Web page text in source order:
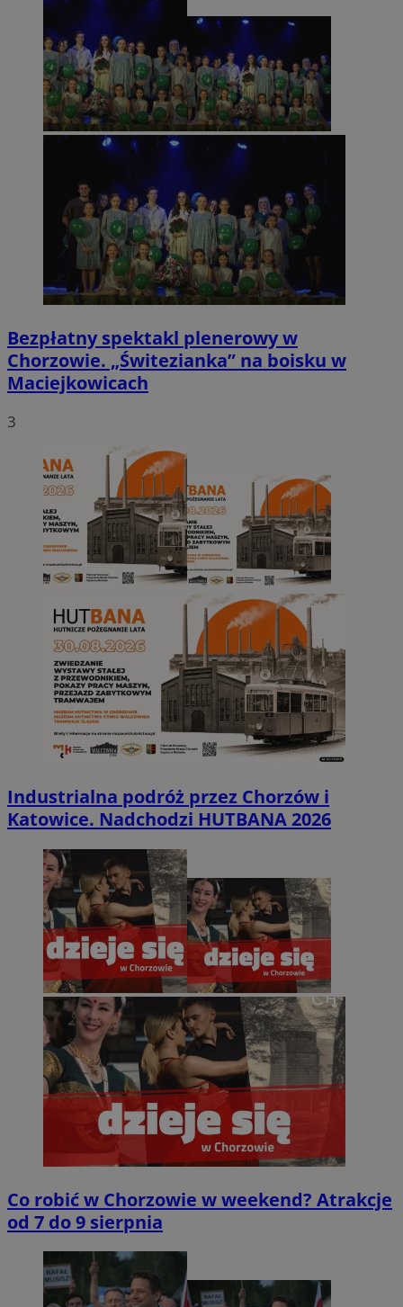
Bezpłatny spektakl plenerowy w
Chorzowie. „Świtezianka” na boisku w
Maciejkowicach
3
Industrialna podróż przez Chorzów i
Katowice. Nadchodzi HUTBANA 2026
Co robić w Chorzowie w weekend? Atrakcje
od 7 do 9 sierpnia